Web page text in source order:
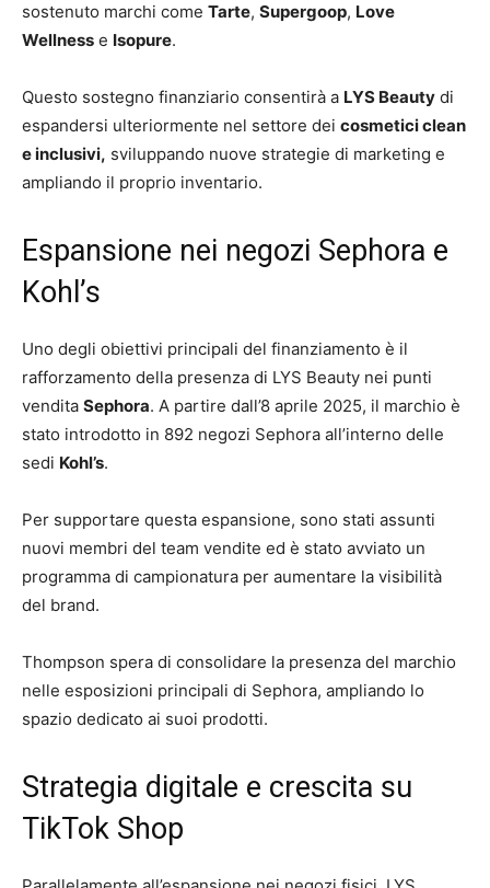
sostenuto marchi come Tarte, Supergoop, Love
Wellness e Isopure.
Questo sostegno finanziario consentirà a LYS Beauty di
espandersi ulteriormente nel settore dei cosmetici clean
e inclusivi, sviluppando nuove strategie di marketing e
ampliando il proprio inventario.
Espansione nei negozi Sephora e
Kohl’s
Uno degli obiettivi principali del finanziamento è il
rafforzamento della presenza di LYS Beauty nei punti
vendita Sephora. A partire dall’8 aprile 2025, il marchio è
stato introdotto in 892 negozi Sephora all’interno delle
sedi Kohl’s.
Per supportare questa espansione, sono stati assunti
nuovi membri del team vendite ed è stato avviato un
programma di campionatura per aumentare la visibilità
del brand.
Thompson spera di consolidare la presenza del marchio
nelle esposizioni principali di Sephora, ampliando lo
spazio dedicato ai suoi prodotti.
Strategia digitale e crescita su
TikTok Shop